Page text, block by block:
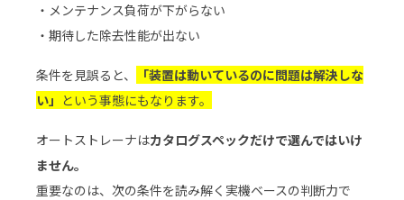
・メンテナンス負荷が下がらない
・期待した除去性能が出ない
条件を見誤ると、
「装置は動いているのに問題は解決しな
い」 という事態にもなります。
オートストレーナはカタログスペックだけで選んではいけ
ません。
重要なのは、次の条件を読み解く実機ベースの判断力で